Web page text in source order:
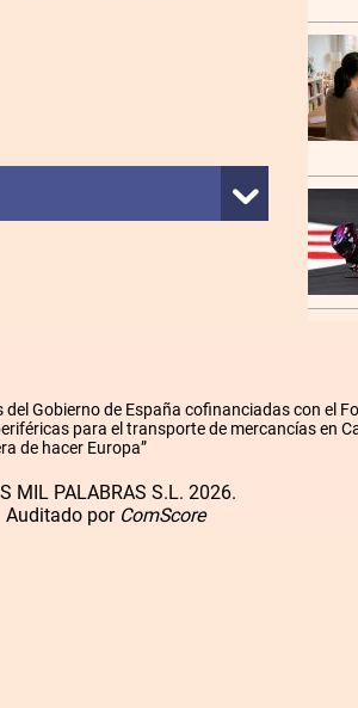
Gobierno de España cofinanciadas con el
para el transporte de mercancías en
de hacer Europa”
MIL PALABRAS S.L. 2026.
Auditado por ComScore